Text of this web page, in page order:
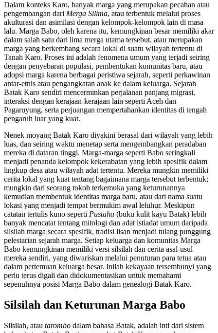
Dalam konteks Karo, banyak marga yang merupakan pecahan atau
pengembangan dari Merga Silima, atau terbentuk melalui proses
akulturasi dan asimilasi dengan kelompok-kelompok lain di masa
lalu. Marga Babo, oleh karena itu, kemungkinan besar memiliki akar
dalam salah satu dari lima merga utama tersebut, atau merupakan
marga yang berkembang secara lokal di suatu wilayah tertentu di
Tanah Karo. Proses ini adalah fenomena umum yang terjadi seiring
dengan penyebaran populasi, pembentukan komunitas baru, atau
adopsi marga karena berbagai peristiwa sejarah, seperti perkawinan
antar-etnis atau pengangkatan anak ke dalam keluarga. Sejarah
Batak Karo sendiri mencerminkan perjalanan panjang migrasi,
interaksi dengan kerajaan-kerajaan lain seperti Aceh dan
Pagaruyung, serta perjuangan mempertahankan identitas di tengah
pengaruh luar yang kuat.
Nenek moyang Batak Karo diyakini berasal dari wilayah yang lebih
luas, dan seiring waktu menetap serta mengembangkan peradaban
mereka di dataran tinggi. Marga-marga seperti Babo seringkali
menjadi penanda kelompok kekerabatan yang lebih spesifik dalam
lingkup desa atau wilayah adat tertentu. Mereka mungkin memiliki
cerita lokal yang kuat tentang bagaimana marga tersebut terbentuk;
mungkin dari seorang tokoh terkemuka yang keturunannya
kemudian membentuk identitas marga baru, atau dari nama suatu
lokasi yang menjadi tempat bermukim awal leluhur. Meskipun
catatan tertulis kuno seperti Pustaha (buku kulit kayu Batak) lebih
banyak mencatat tentang mitologi dan adat istiadat umum daripada
silsilah marga secara spesifik, tradisi lisan menjadi tulang punggung
pelestarian sejarah marga. Setiap keluarga dan komunitas Marga
Babo kemungkinan memiliki versi silsilah dan cerita asal-usul
mereka sendiri, yang diwariskan melalui penuturan para tetua atau
dalam pertemuan keluarga besar. Inilah kekayaan tersembunyi yang
perlu terus digali dan didokumentasikan untuk memahami
sepenuhnya posisi Marga Babo dalam genealogi Batak Karo.
Silsilah dan Keturunan Marga Babo
Silsilah, atau tarombo dalam bahasa Batak, adalah inti dari sistem